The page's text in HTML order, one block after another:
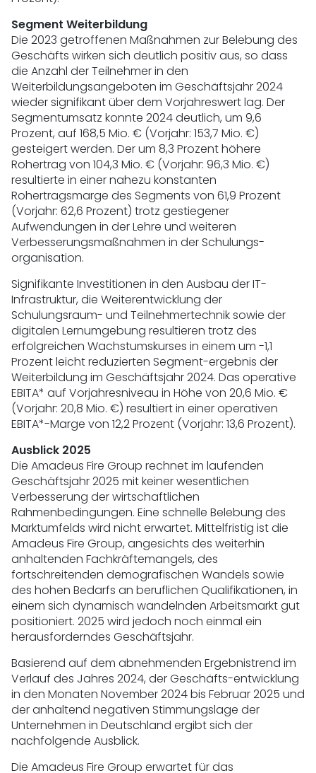
Segment Weiterbildung
Die 2023 getroffenen Maßnahmen zur Belebung des
Geschäfts wirken sich deutlich positiv aus, so dass
die Anzahl der Teilnehmer in den
Weiterbildungsangeboten im Geschäftsjahr 2024
wieder signifikant über dem Vorjahreswert lag. Der
Segmentumsatz konnte 2024 deutlich, um 9,6
Prozent, auf 168,5 Mio. € (Vorjahr: 153,7 Mio. €)
gesteigert werden. Der um 8,3 Prozent höhere
Rohertrag von 104,3 Mio. € (Vorjahr: 96,3 Mio. €)
resultierte in einer nahezu konstanten
Rohertragsmarge des Segments von 61,9 Prozent
(Vorjahr: 62,6 Prozent) trotz gestiegener
Aufwendungen in der Lehre und weiteren
Verbesserungsmaßnahmen in der Schulungs-
organisation.
Signifikante Investitionen in den Ausbau der IT-
Infrastruktur, die Weiterentwicklung der
Schulungsraum- und Teilnehmertechnik sowie der
digitalen Lernumgebung resultieren trotz des
erfolgreichen Wachstumskurses in einem um -1,1
Prozent leicht reduzierten Segment-ergebnis der
Weiterbildung im Geschäftsjahr 2024. Das operative
EBITA* auf Vorjahresniveau in Höhe von 20,6 Mio. €
(Vorjahr: 20,8 Mio. €) resultiert in einer operativen
EBITA*-Marge von 12,2 Prozent (Vorjahr: 13,6 Prozent).
Ausblick 2025
Die Amadeus Fire Group rechnet im laufenden
Geschäftsjahr 2025 mit keiner wesentlichen
Verbesserung der wirtschaftlichen
Rahmenbedingungen. Eine schnelle Belebung des
Marktumfelds wird nicht erwartet. Mittelfristig ist die
Amadeus Fire Group, angesichts des weiterhin
anhaltenden Fachkräftemangels, des
fortschreitenden demografischen Wandels sowie
des hohen Bedarfs an beruflichen Qualifikationen, in
einem sich dynamisch wandelnden Arbeitsmarkt gut
positioniert. 2025 wird jedoch noch einmal ein
herausforderndes Geschäftsjahr.
Basierend auf dem abnehmenden Ergebnistrend im
Verlauf des Jahres 2024, der Geschäfts-entwicklung
in den Monaten November 2024 bis Februar 2025 und
der anhaltend negativen Stimmungslage der
Unternehmen in Deutschland ergibt sich der
nachfolgende Ausblick.
Die Amadeus Fire Group erwartet für das